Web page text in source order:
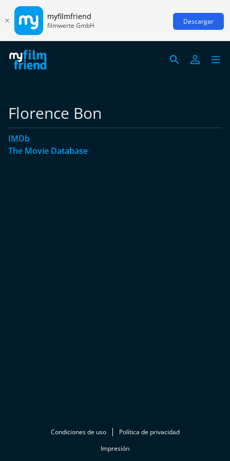
myfilmfriend
filmwerte GmbH Descargar
Florence Bon
IMDb
The Movie Database
Condiciones de uso
Política de privacidad
Impresión